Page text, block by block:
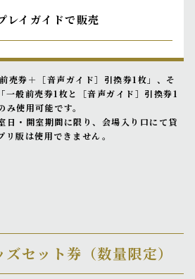
レイガイドで販売
売券＋［音声ガイド］引換券1枚」、そ
一般前売券1枚と［音声ガイド］引換券1
使用可能です。
日・開室期間に限り、会場入り口にて貸
リ版は使用できません。
ズセット券 （数量限定）